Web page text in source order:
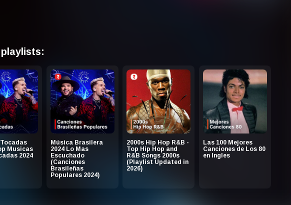
Musicas
2024
Música Brasilera
2024 Lo Mas
Escuchado
(Canciones
Brasileñas
Populares 2024)
2000s Hip Hop R&B -
Top Hip Hop and
R&B Songs 2000s
(Playlist Updated in
2026)
Las 100 Mejores
Canciones de Los 80
en Ingles